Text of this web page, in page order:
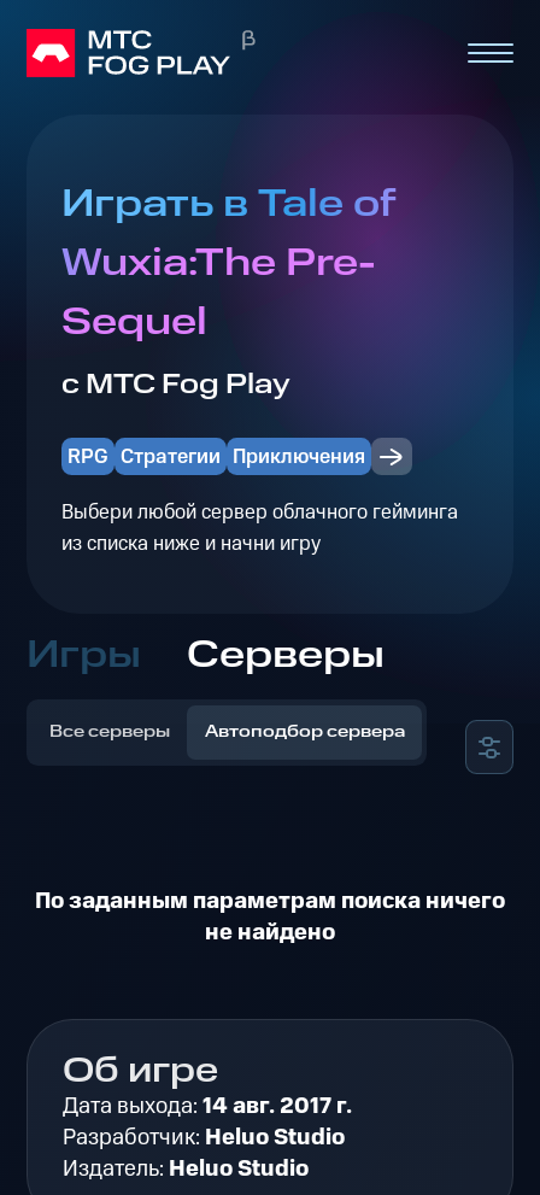
Играть в Tale of
Wuxia:The Pre-
Sequel
с МТС Fog Play
RPG Стратегии Приключения
Выбери любой сервер облачного гейминга
из списка ниже и начни игру
Игры Серверы
Все серверы Автоподбор сервера
По заданным параметрам поиска ничего
не найдено
Об игре
Дата выхода:14 авг. 2017 г.
Разработчик: Heluo Studio
Издатель: Heluo Studio